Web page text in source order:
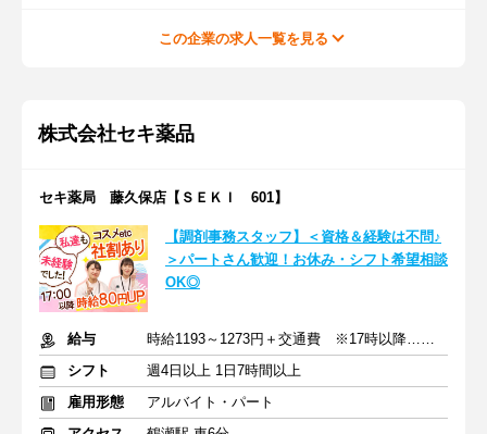
この企業の求人一覧を見る
株式会社セキ薬品
セキ薬局 藤久保店【ＳＥＫＩ 601】
【調剤事務スタッフ】＜資格＆経験は不問♪
＞パートさん歓迎！お休み・シフト希望相談
OK◎
給与
時給1193～1273円＋交通費 ※17時以降…時給80円UP
シフト
週4日以上 1日7時間以上
雇用形態
アルバイト・パート